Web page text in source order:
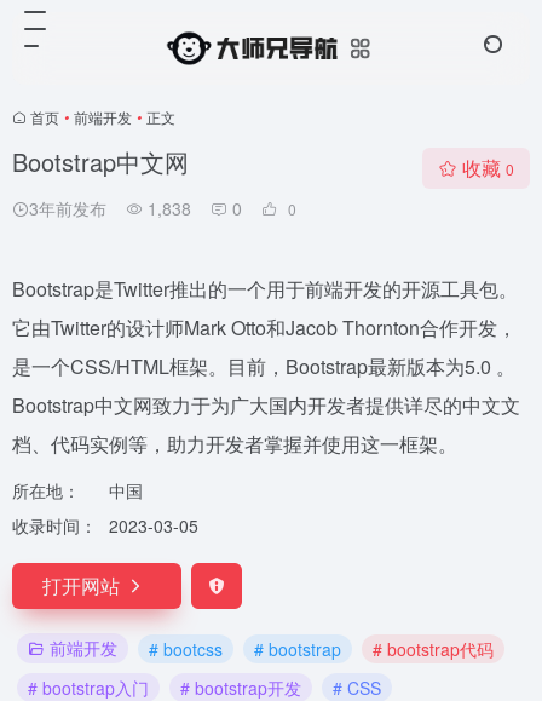
首页 • 前端开发 • 正文
Bootstrap中文网
3年前发布 1,838 0 0
收藏 0
Bootstrap是Twitter推出的一个用于前端开发的开源工具包。
它由Twitter的设计师Mark Otto和Jacob Thornton合作开发，
是一个CSS/HTML框架。目前，Bootstrap最新版本为5.0 。
Bootstrap中文网致力于为广大国内开发者提供详尽的中文文
档、代码实例等，助力开发者掌握并使用这一框架。
所在地：
中国
收录时间：
2023-03-05
打开网站
前端开发 # bootcss # bootstrap
# bootstrap代码
# bootstrap入门
# bootstrap开发
# CSS